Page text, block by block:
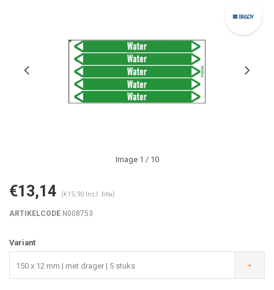
Image 1 / 10
€13,14 (€15,90 Incl. btw)
ARTIKELCODE N008753
Variant
150 x 12 mm | met drager | 5 stuks